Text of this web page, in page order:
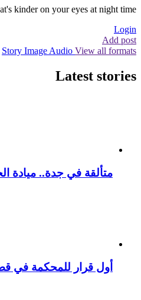
kinder on your eyes at night time.
Login
Add post
Story Image Audio View all formats
Latest stories
متألقة في جدة.. ميادة
أول قرار للمحكمة في